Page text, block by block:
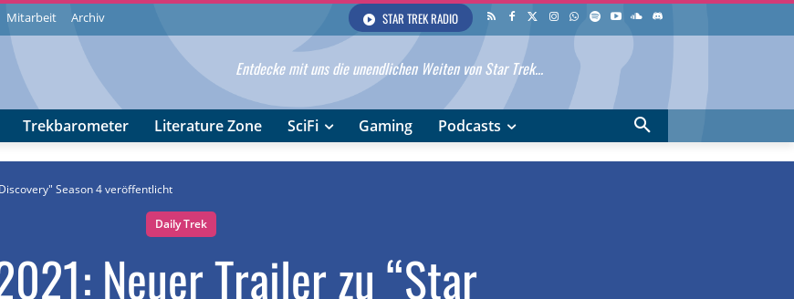
Mitarbeit Archiv STAR TREK RADIO
Entdecke mit uns die unendlichen Weiten von Star Trek...
Trekbarometer Literature Zone SciFi Gaming Podcasts
Season 4 veröffentlicht
Daily Trek
Neuer Trailer zu “Star